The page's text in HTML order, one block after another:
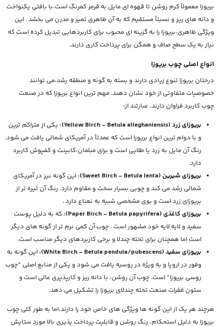
بریوزا معمولاً کرم روشن تا قهوه ای مایل به قرمز کمرنگ است،با بافتی یکنواخت
و دانه های ریز و نسبتاً مستقیم که به آن ظاهری تمیز و مدرن می بخشد . این
ویژگی ظاهری،بریوزا را به گزینه ای محبوب برای کاربردهایی تبدیل کرده است که
نیاز به یک سطح صاف و همگن برای پرداخت کاری دارند.
انواع اصلی چوب بریوزا
درختان بریوزا تنوع زیادی دارند و بسته به گونه و منطقه رشد،می توانند
خصوصیات متفاوتی از خود نشان دهند. مهم ترین انواع بریوزا که در صنعت
چوب کاربرد فراوان دارند، عبارتند از:
بریوزای زرد (Yellow Birch – Betula alleghaniensis):
یکی از متراکم ترین
و با دوام ترین انواع بریوزا است که عمدتاً در آمریکای شمالی یافت می شود.
رنگ آن مایل به زرد یا طلایی است و برای مبلمان،کابینت و کفپوش کاربرد
دارد.
بریوزای شیرین (Sweet Birch – Betula lenta):
این گونه نیز در آمریکای
شمالی رشد می کند و چوبی بسیار سخت و مقاوم دارد. رنگ آن تیره تر از
بریوزای زرد است و بوی مشخصی شبیه به نعناع دارد .
بریوزای کاغذی (Paper Birch – Betula papyrifera):
که به دلیل پوست
سفید و لایه لایه خود مشهور است . چوب آن کمی نرم تر از گونه های دیگر
است اما همچنان برای تخته چندلا و برخی کاربردهای دیگر مناسب است.
بریوزای سفید (White Birch – Betula pendula/pubescens):
این گونه به
وفور در اروپا و به ویژه در روسیه یافت می شود و یکی از منابع اصلی “چوب
روسی بریوزا” است. چوب آن روشن، با دانه ریز و کارپذیری عالی است و
ستون فقرات صنعت تخته چندلای بریوزا را تشکیل می دهد.
هرچند هر یک از این گونه ها ویژگی های خاص خود را دارند،اما به طور کلی چوب
بریوزا به دلیل استحکام، رنگ روشن و قابلیت پرداخت پذیری بالا مورد ستایش